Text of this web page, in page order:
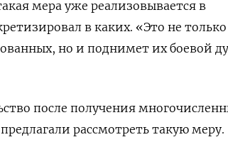
мера уже реализовывается в
в каких. «Это не только
но и поднимет их боевой
после получения
рассмотреть такую меру.